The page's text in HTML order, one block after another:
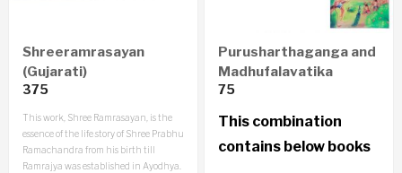
Shreeramrasayan
(Gujarati)
375
This work, Shree Ramrasayan, is the
essence of the life story of Shree Prabhu
Ramachandra from his birth till
Ramrajya was established in Ayodhya.
Purusharthaganga and
Madhufalavatika
Pustika
75
This combination
contains below books